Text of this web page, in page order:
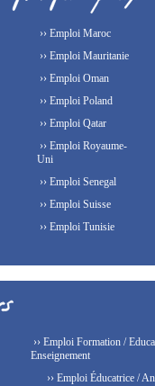
›› Emploi Maroc
›› Emploi Mauritanie
›› Emploi Oman
›› Emploi Poland
›› Emploi Qatar
›› Emploi Royaume-
Uni
›› Emploi Senegal
›› Emploi Suisse
›› Emploi Tunisie
›› Emploi Formation /
Enseignement
›› Emploi Éducatrice /